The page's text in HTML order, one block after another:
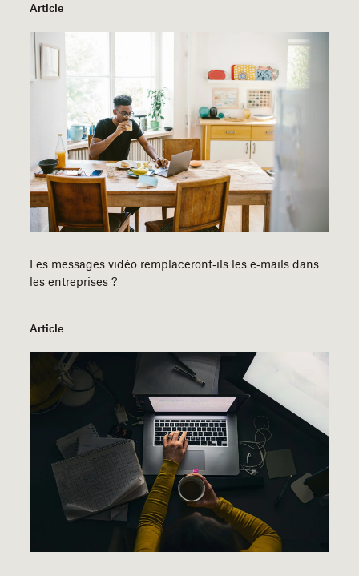
Article
Les messages vidéo remplaceront‑ils les e‑mails dans
les entreprises ?
Article